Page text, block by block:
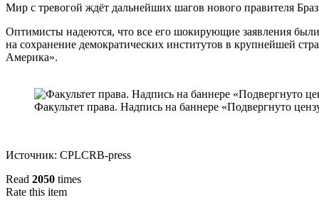
Мир с тревогой ждёт дальнейших шагов нового правителя
Оптимисты надеются, что все его шокирующие заявления
на сохранение демократических институтов в крупнейшей
Америка».
Факультет права. Надпись на баннере «Подвергнуто
Источник: CPLCRB-press
Read 2050 times
Rate this item